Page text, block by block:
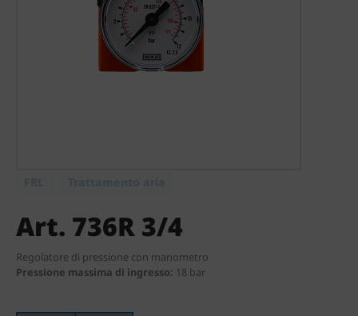
Art. 736R 3/4
Regolatore di pressione con manometro
Pressione massima di ingresso: 18 bar